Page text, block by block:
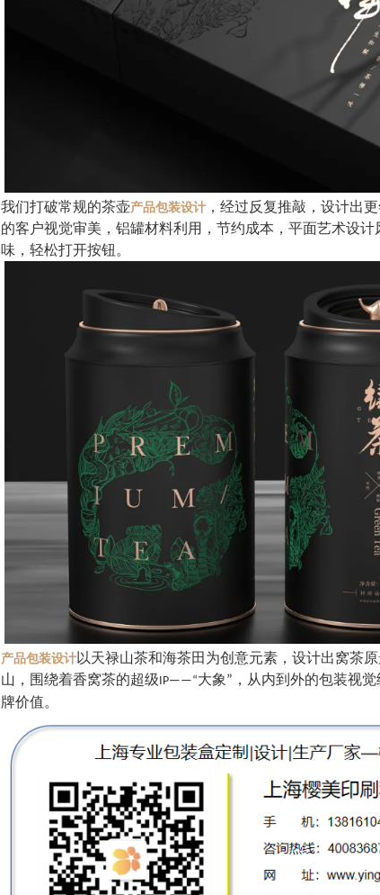
我们打破常规的茶壶产品包装设计 ，经过反复推敲，设计出
的客户视觉审美，铝罐材料利用，节约成本，平面艺术设计
味，轻松打开按钮。
产品包装设计 以天禄山茶和海茶田为创意元素，设计出窝茶
山，围绕着香窝茶的超级 IP——“大象” ，从内到外的包装视
牌价值。